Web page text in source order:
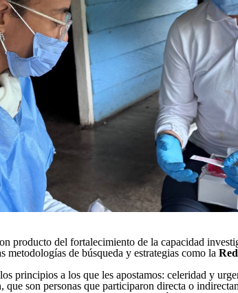
producto del fortalecimiento de la capacidad
metodologías de búsqueda y estrategias como la
principios a los que les apostamos: celeridad y
son personas que participaron directa o